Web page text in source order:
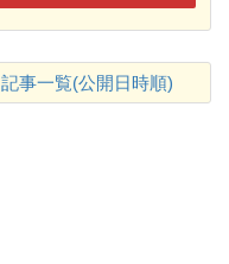
記事一覧(公開日時順)